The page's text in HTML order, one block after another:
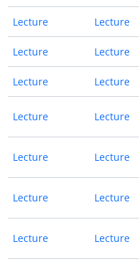
Lecture Lecture
Lecture Lecture
Lecture Lecture
Lecture Lecture
Lecture Lecture
Lecture Lecture
Lecture Lecture